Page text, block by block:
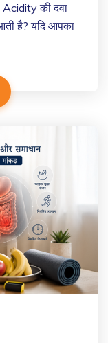
Acidity की दवा
है? यदि आपका